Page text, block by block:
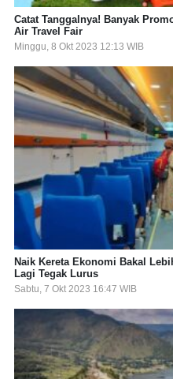
Catat Tanggalnya! Banyak
Air Travel Fair
Minggu, 8 Okt 2023 12:13 WIB
Naik Kereta Ekonomi Bakal
Lagi Tegak Lurus
Sabtu, 7 Okt 2023 16:47 WIB